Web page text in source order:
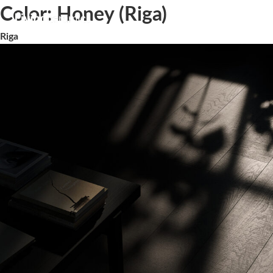
Color:Honey (Riga)
Riga